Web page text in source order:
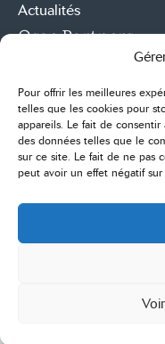
Pour offrir les meilleures
telles que les cookies pour
appareils. Le fait de
des données telles que le
sur ce site. Le fait de ne pas
peut avoir un effet négatif
Actualités
Osae Partners
71-73 Avenue des
+33 1 56 59 63 64
Contact
Linkedin
Youtube
Nous contacter
Pilot’in